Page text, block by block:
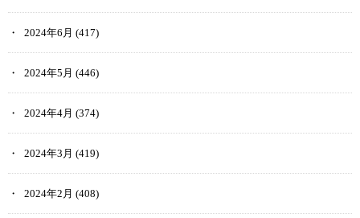
2024年6月 (417)
2024年5月 (446)
2024年4月 (374)
2024年3月 (419)
2024年2月 (408)